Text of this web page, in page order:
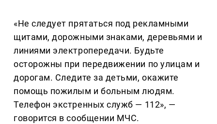
«Не следует прятаться под рекламными
щитами, дорожными знаками, деревьями и
линиями электропередачи. Будьте
осторожны при передвижении по улицам и
дорогам. Следите за детьми, окажите
помощь пожилым и больным людям.
Телефон экстренных служб — 112», —
говорится в сообщении МЧС.